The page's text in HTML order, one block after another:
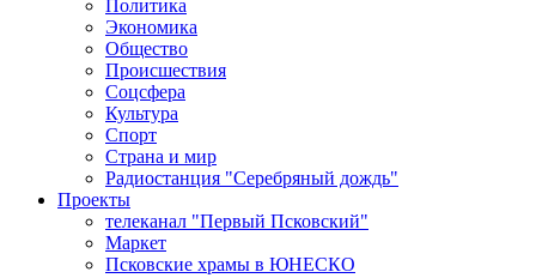
Политика
Экономика
Общество
Происшествия
Соцсфера
Культура
Спорт
Страна и мир
Радиостанция "Серебряный дождь"
Проекты
телеканал "Первый Псковский"
Маркет
Псковские храмы в ЮНЕСКО